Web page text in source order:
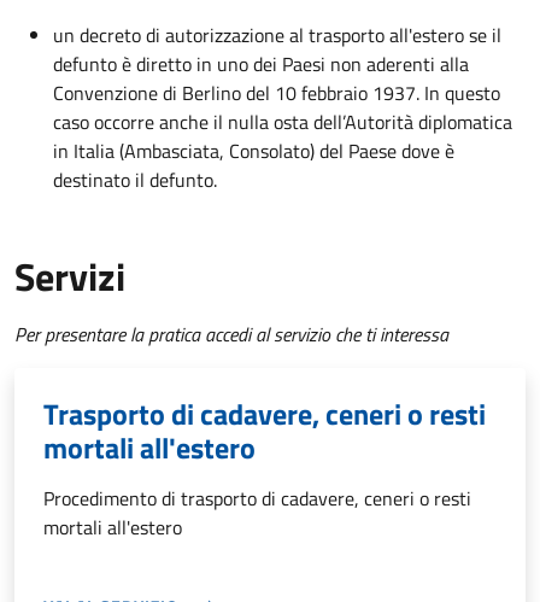
un decreto di autorizzazione al trasporto all'estero se il
defunto è diretto in uno dei Paesi non aderenti alla
Convenzione di Berlino del 10 febbraio 1937. In questo
caso occorre anche il nulla osta dell’Autorità diplomatica
in Italia (Ambasciata, Consolato) del Paese dove è
destinato il defunto.
Servizi
Per presentare la pratica accedi al servizio che ti interessa
Trasporto di cadavere, ceneri o resti
mortali all'estero
Procedimento di trasporto di cadavere, ceneri o resti
mortali all'estero